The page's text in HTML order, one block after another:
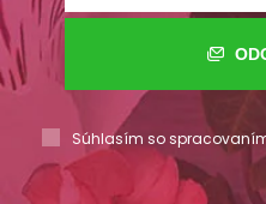
Súhlasím so